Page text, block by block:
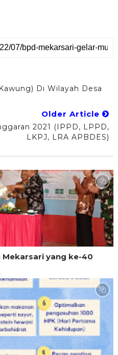
Di Wilayah Desa
Older Article
2021 (IPPD, LPPD,
LKPJ, LRA APBDES)
Mekarsari yang ke-40